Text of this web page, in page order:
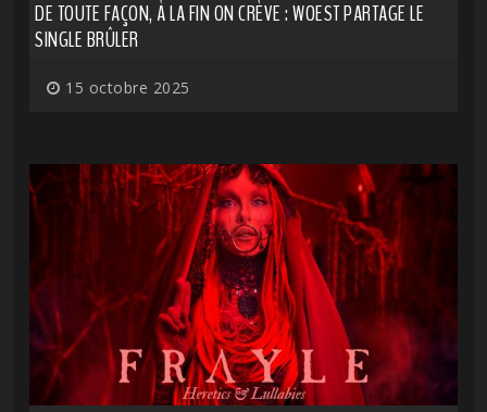
DE TOUTE FAÇON, À LA FIN ON CRÈVE : WOEST PARTAGE LE
SINGLE BRÛLER
15 octobre 2025